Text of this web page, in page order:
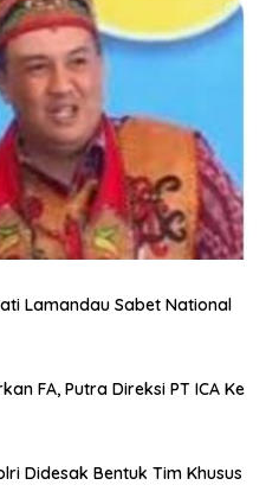
Lamandau Sabet National
FA, Putra Direksi PT ICA Ke
Didesak Bentuk Tim Khusus